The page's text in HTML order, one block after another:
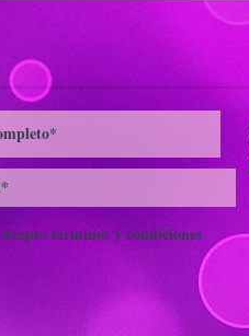
Acepto términos y condiciones